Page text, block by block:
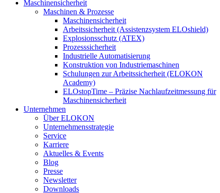
Maschinensicherheit
Maschinen & Prozesse
Maschinensicherheit
Arbeitssicherheit (Assistenzsystem ELOshield)
Explosionsschutz (ATEX)
Prozesssicherheit
Industrielle Automatisierung
Konstruktion von Industriemaschinen
Schulungen zur Arbeitssicherheit (ELOKON
Academy)
ELOstopTime – Präzise Nachlaufzeitmessung für
Maschinensicherheit
Unternehmen
Über ELOKON
Unternehmensstrategie
Service
Karriere
Aktuelles & Events
Blog
Presse
Newsletter
Downloads